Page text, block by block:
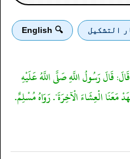
التشكيل 🔍 English
قَالَ رَسُولُ اللَّهِ صَلَّى اللَّهُ عَلَيْهِ
مَعَنَا الْعِشَاءَ الْآخِرَةَ". رَوَاهُ مُسْلِمٌ.